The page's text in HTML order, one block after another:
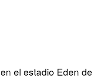
en el estadio Eden de